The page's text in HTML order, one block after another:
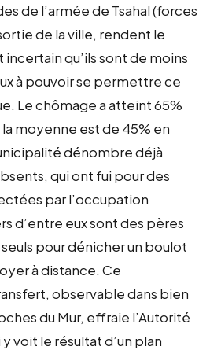
de l’armée de Tsahal (forces
de la ville, rendent le
qu’ils sont de moins
à pouvoir se permettre ce
Le chômage a atteint 65%
moyenne est de 45% en
dénombre déjà
qui ont fui pour des
par l’occupation
d’entre eux sont des pères
pour dénicher un boulot
à distance. Ce
observable dans bien
du Mur, effraie l’Autorité
voit le résultat d’un plan